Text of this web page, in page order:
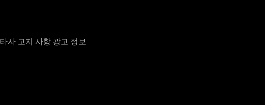
타사 고지 사항 광고 정보